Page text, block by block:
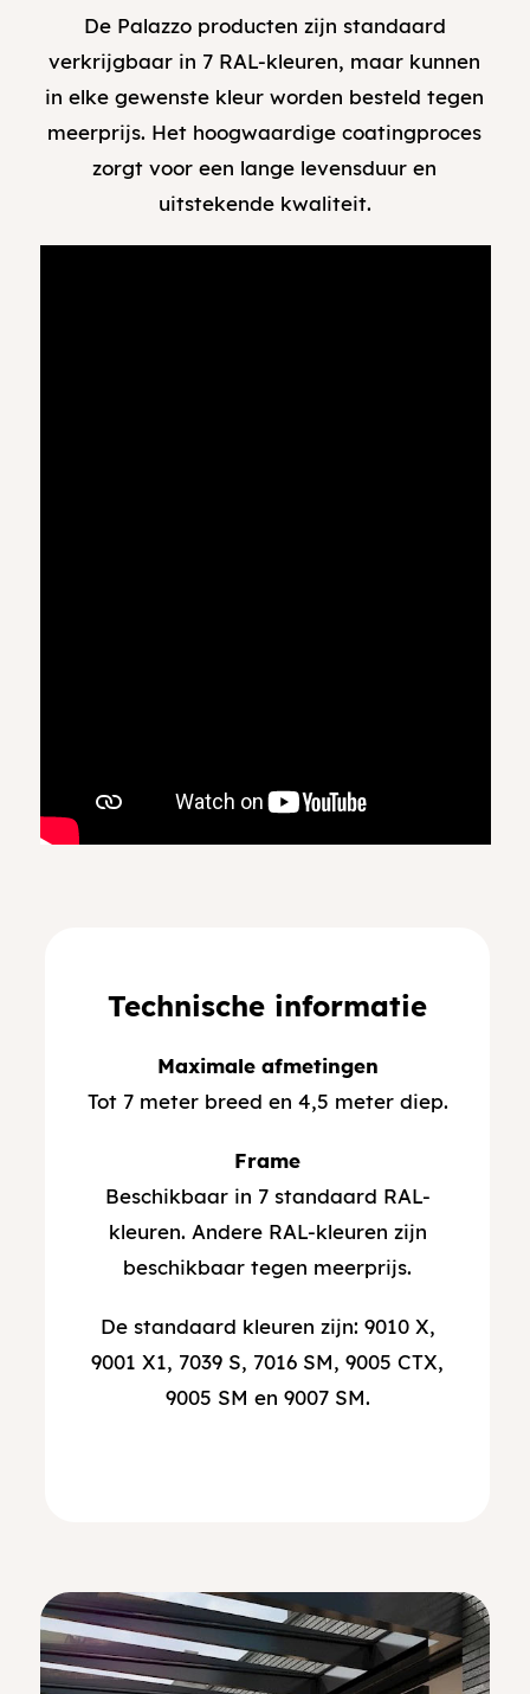
De Palazzo producten zijn standaard
verkrijgbaar in 7 RAL-kleuren, maar kunnen
in elke gewenste kleur worden besteld tegen
meerprijs. Het hoogwaardige coatingproces
zorgt voor een lange levensduur en
uitstekende kwaliteit.
Technische informatie
Maximale afmetingen
Tot 7 meter breed en 4,5 meter diep.
Frame
Beschikbaar in 7 standaard RAL-
kleuren. Andere RAL-kleuren zijn
beschikbaar tegen meerprijs.
De standaard kleuren zijn: 9010 X,
9001 X1, 7039 S, 7016 SM, 9005 CTX,
9005 SM en 9007 SM.